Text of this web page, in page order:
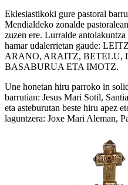
Eklesiastikoki gure pastoral
Mendialdeko zonalde
zuzen ere. Lurralde
hamar udalerrietan gaude:
ARANO, ARAITZ, BETELU,
BASABURUA ETA IMOTZ.
Une honetan hiru parroko in
barrutian: Jesus Mari Sotil,
eta asteburutan beste hiru apez
laguntzera: Joxe Mari Aleman,